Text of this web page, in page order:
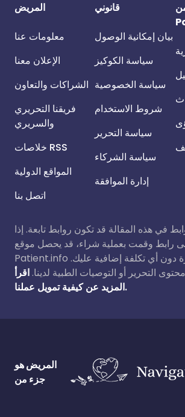
المريض
معلومات عنا
الإعلان معنا
الشراكات والتعاون
فريقنا التحريري
والسريري
خلاصات RSS
المواقع الدولية
اتصل بنا
قانوني
بيان إمكانية الوصول
سياسة الكوكيز
سياسة الخصوصية
شروط الاستخدام
سياسة التحرير
سياسة الشركاء
إدارة الموافقة
في هذه المقالة قد تكون روابط تابعة. إذا
رابط وقمت بعملية شراء، قد يحصل موقع
Patient.info على عمولة صغيرة دون أي تكلفة إضافية عليك.
التحرير أو التوصيات الطبية لدينا. اقرأ
المزيد عن كيفية تمويل عملنا.
المريض هو
جزء من